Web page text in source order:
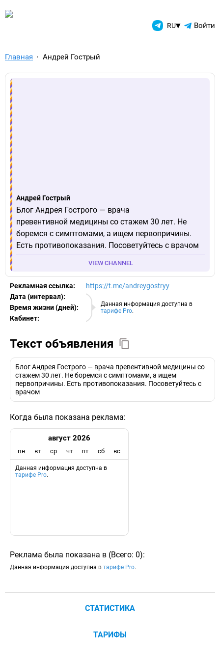
TelegramAds.com — RU▾ Войти
Главная Андрей Гострый
Андрей Гострый
Блог Андрея Гострого — врача
превентивной медицины со стажем 30 лет. Не
боремся с симптомами, а ищем первопричины.
Есть противопоказания. Посоветуйтесь с врачом
VIEW CHANNEL
Рекламная ссылка: https://t.me/andreygostryy
Данная информация доступна в
тарифе Pro.
Дата (интервал):
10.08.2026
Время жизни (дней):
Кабинет:
EURO
Текст объявления
Блог Андрея Гострого — врача превентивной медицины со
стажем 30 лет. Не боремся с симптомами, а ищем
первопричины. Есть противопоказания. Посоветуйтесь с
врачом
Когда была показана реклама:
август 2026
пн вт ср чт пт сб вс
Данная информация доступна в
тарифе Pro.
Реклама была показана в (Всего: 0):
Данная информация доступна в тарифе Pro.
СТАТИСТИКА
ТАРИФЫ